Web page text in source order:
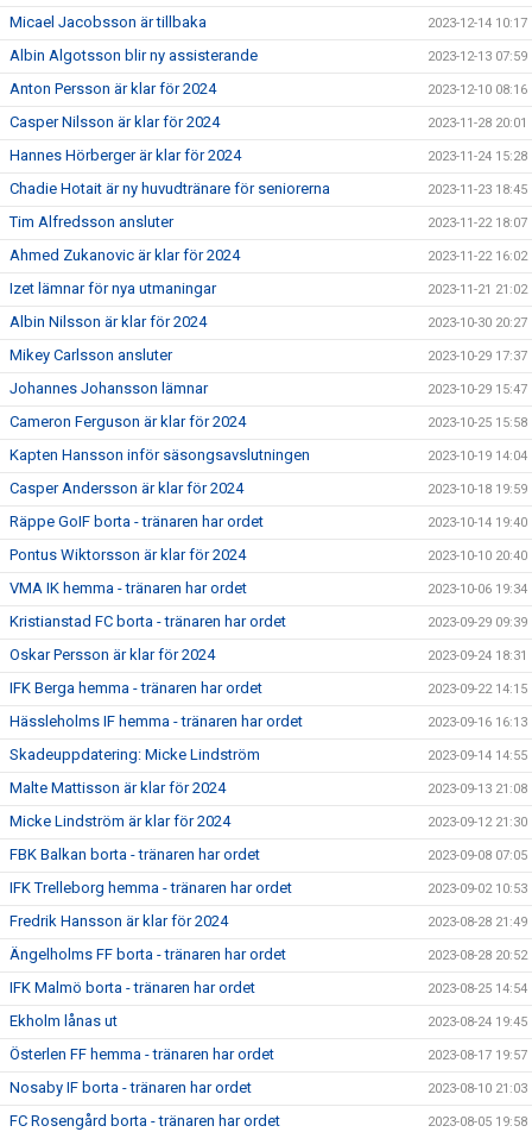
Micael Jacobsson är tillbaka 2023-12-14 10:17
Albin Algotsson blir ny assisterande 2023-12-13 07:59
Anton Persson är klar för 2024 2023-12-10 08:16
Casper Nilsson är klar för 2024 2023-11-28 20:01
Hannes Hörberger är klar för 2024 2023-11-24 15:28
Chadie Hotait är ny huvudtränare för seniorerna 2023-11-23 18:45
Tim Alfredsson ansluter 2023-11-22 18:07
Ahmed Zukanovic är klar för 2024 2023-11-22 16:02
Izet lämnar för nya utmaningar 2023-11-21 21:02
Albin Nilsson är klar för 2024 2023-10-30 20:27
Mikey Carlsson ansluter 2023-10-29 17:37
Johannes Johansson lämnar 2023-10-29 15:47
Cameron Ferguson är klar för 2024 2023-10-25 15:58
Kapten Hansson inför säsongsavslutningen 2023-10-19 14:04
Casper Andersson är klar för 2024 2023-10-18 19:59
Räppe GoIF borta - tränaren har ordet 2023-10-14 19:40
Pontus Wiktorsson är klar för 2024 2023-10-10 20:40
VMA IK hemma - tränaren har ordet 2023-10-06 19:34
Kristianstad FC borta - tränaren har ordet 2023-09-29 09:39
Oskar Persson är klar för 2024 2023-09-24 18:31
IFK Berga hemma - tränaren har ordet 2023-09-22 14:15
Hässleholms IF hemma - tränaren har ordet 2023-09-16 16:13
Skadeuppdatering: Micke Lindström 2023-09-14 14:55
Malte Mattisson är klar för 2024 2023-09-13 21:08
Micke Lindström är klar för 2024 2023-09-12 21:30
FBK Balkan borta - tränaren har ordet 2023-09-08 07:05
IFK Trelleborg hemma - tränaren har ordet 2023-09-02 10:53
Fredrik Hansson är klar för 2024 2023-08-28 21:49
Ängelholms FF borta - tränaren har ordet 2023-08-28 20:52
IFK Malmö borta - tränaren har ordet 2023-08-25 14:54
Ekholm lånas ut 2023-08-24 19:45
Österlen FF hemma - tränaren har ordet 2023-08-17 19:57
Nosaby IF borta - tränaren har ordet 2023-08-10 21:03
FC Rosengård borta - tränaren har ordet 2023-08-05 19:58